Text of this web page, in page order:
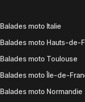
Balades moto Italie
Balades moto Hauts-de-
Balades moto Toulouse
Balades moto Île-de-
Balades moto Normandie